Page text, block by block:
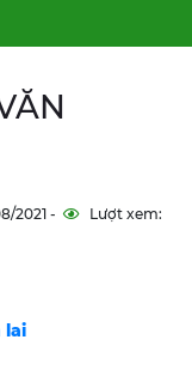
2021 -
Lượt xem:
lai